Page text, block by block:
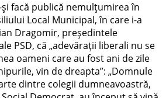
facă publică nemulțumirea în
Local Municipal, în care i-a
Dragomir, președintele
PSD, că „adevărații liberali nu se
oameni care au fost ani de zile
vin de dreapta”: „Domnule
dintre colegii dumneavoastră,